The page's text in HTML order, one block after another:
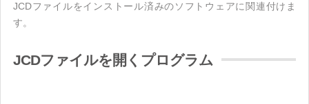
JCDファイルをインストール済みのソフトウェアに関連付けま
す。
JCDファイルを開くプログラム